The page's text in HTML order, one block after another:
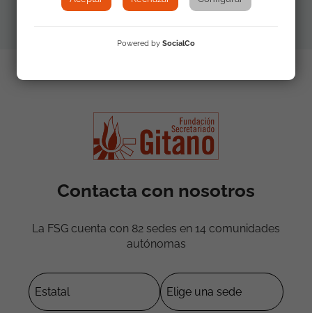
Contacta con nosotros
La FSG cuenta con 82 sedes en 14 comunidades
autónomas
Powered by SocialCo